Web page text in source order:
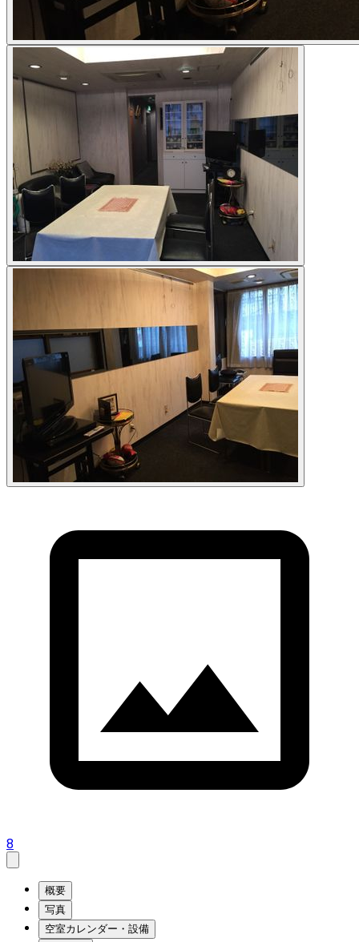
8
概要
写真
空室カレンダー・設備